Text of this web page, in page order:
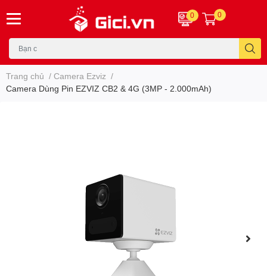
0 0
Trang chủ / Camera Ezviz /
Camera Dùng Pin EZVIZ CB2 & 4G (3MP - 2.000mAh)